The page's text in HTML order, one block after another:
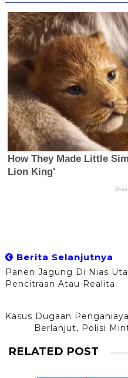
Berita Selanjutnya
Panen Jagung Di Nias
Pencitraan Atau Realita
Kasus Dugaan
Berlanjut, Polisi
RELATED POST